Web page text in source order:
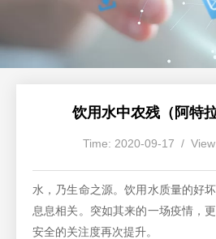
饮用水中农残（阿特
Time: 2020-09-17 /
水，乃生命之源。饮用水质量的好
息息相关。突如其来的一场疫情，
安全的关注度再次提升。